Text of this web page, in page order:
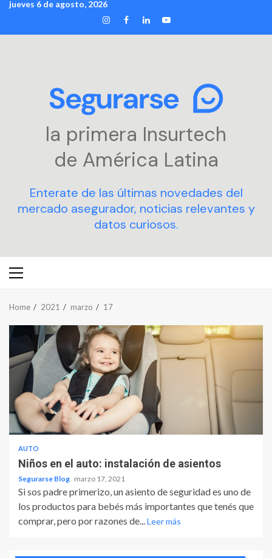
Skip
content
jueves 6 de agosto, 2026
INSTAGRAM
FACEBOOK
LINKEDIN
YOUTUBE
la primera Insurtech
de América Latina
Enterate de las últimas novedades del
mercado asegurador, noticias relevantes y
datos curiosos.
Primary
Home 2021 marzo 17
AUTO
Niños en el auto: instalación de asientos
Segurarse Blog marzo 17, 2021
Si sos padre primerizo, un asiento de seguridad es uno de
los productos para bebés más importantes que tenés que
comprar, pero por razones de...Leer más